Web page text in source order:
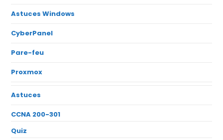
Astuces Windows
CyberPanel
Pare-feu
Proxmox
Astuces
CCNA 200-301
Quiz